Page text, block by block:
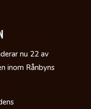
nu 22 av
inom Rånbyns